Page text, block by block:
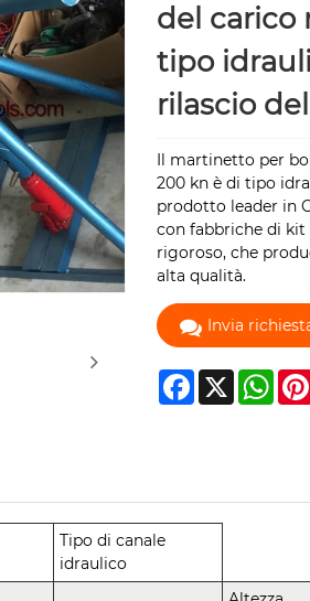
del carico
tipo
rilascio
Il martinetto per
200 kn è di tipo
prodotto leader in
con fabbriche di
rigoroso, che
alta qualità.
Invia
Facebook
X
Tipo di canale
idraulico